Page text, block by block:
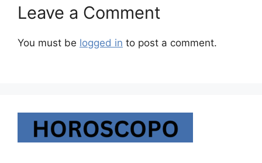
Leave a Comment
You must be logged in to post a comment.